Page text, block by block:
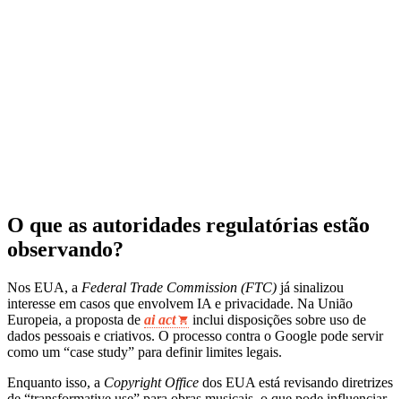
O que as autoridades regulatórias estão
observando?
Nos EUA, a Federal Trade Commission (FTC) já sinalizou
interesse em casos que envolvem IA e privacidade. Na União
Europeia, a proposta de ai act
inclui disposições sobre uso de
dados pessoais e criativos. O processo contra o Google pode servir
como um “case study” para definir limites legais.
Enquanto isso, a Copyright Office dos EUA está revisando diretrizes